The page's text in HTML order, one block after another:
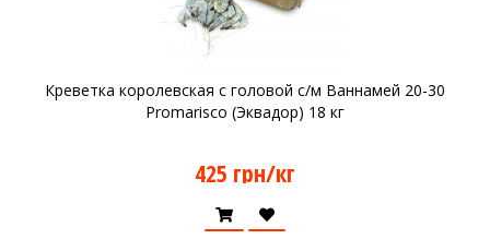
Креветка королевская с головой с/м Ваннамей 20-30
Promarisco (Эквадор) 18 кг
425 грн/кг